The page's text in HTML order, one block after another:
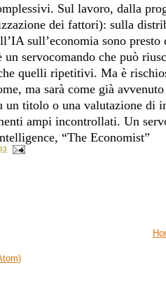
Sul lavoro, dalla
dei fattori): sulla
sull’economia sono
servocomando che può
quelli ripetitivi. Ma è
ma sarà come già
titolo o una valutazione di
ampi incontrollati. Un
, “The Economist”